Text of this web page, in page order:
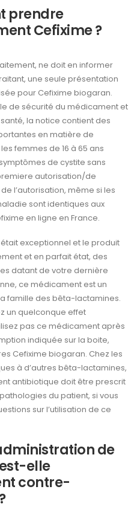
prendre
Cefixime ?
ne doit en informer
une seule présentation
pour Cefixime biogaran.
de sécurité du médicament et
la notice contient des
en matière de
femmes de 16 à 65 ans
de cystite sans
autorisation/de
l’autorisation, même si les
sont identiques aux
en ligne en France.
exceptionnel et le produit
et en parfait état, des
datant de votre dernière
ce médicament est un
famille des bêta-lactamines.
un quelconque effet
pas ce médicament après
indiquée sur la boite,
Cefixime biogaran. Chez les
à d’autres bêta-lactamines,
antibiotique doit être prescrit
du patient, si vous
sur l’utilisation de ce
de
elle
contre-